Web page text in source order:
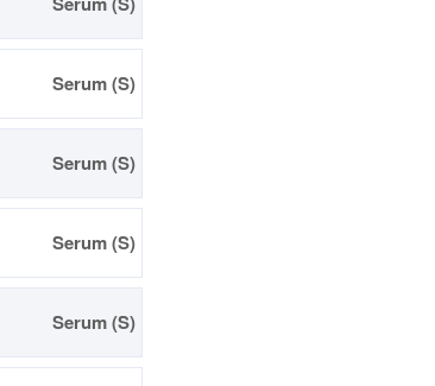
Serum (S)
Serum (S)
Serum (S)
Serum (S)